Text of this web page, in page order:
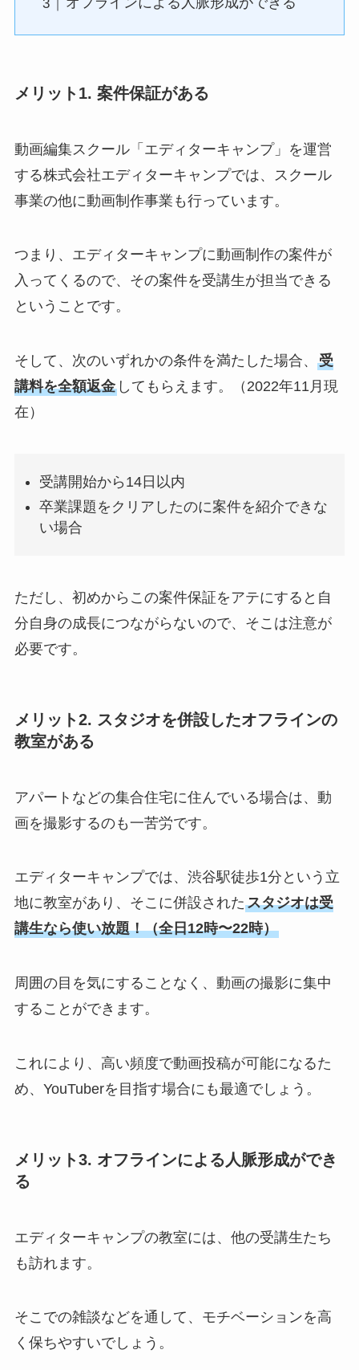
メリット1. 案件保証がある
動画編集スクール「エディターキャンプ」を運営
する株式会社エディターキャンプでは、スクール
事業の他に動画制作事業も行っています。
つまり、エディターキャンプに動画制作の案件が
入ってくるので、その案件を受講生が担当できる
ということです。
そして、次のいずれかの条件を満たした場合、 受
講料を全額返金してもらえます。（2022年11月現
在）
受講開始から14日以内
卒業課題をクリアしたのに案件を紹介できな
い場合
ただし、初めからこの案件保証をアテにすると自
分自身の成長につながらないので、そこは注意が
必要です。
メリット2. スタジオを併設したオフラインの
教室がある
アパートなどの集合住宅に住んでいる場合は、動
画を撮影するのも一苦労です。
エディターキャンプでは、渋谷駅徒歩1分という立
地に教室があり、そこに併設されたスタジオは受
講生なら使い放題！（全日12時〜22時）
周囲の目を気にすることなく、動画の撮影に集中
することができます。
これにより、高い頻度で動画投稿が可能になるた
め、YouTuberを目指す場合にも最適でしょう。
メリット3. オフラインによる人脈形成ができ
る
エディターキャンプの教室には、他の受講生たち
も訪れます。
そこでの雑談などを通して、モチベーションを高
く保ちやすいでしょう。